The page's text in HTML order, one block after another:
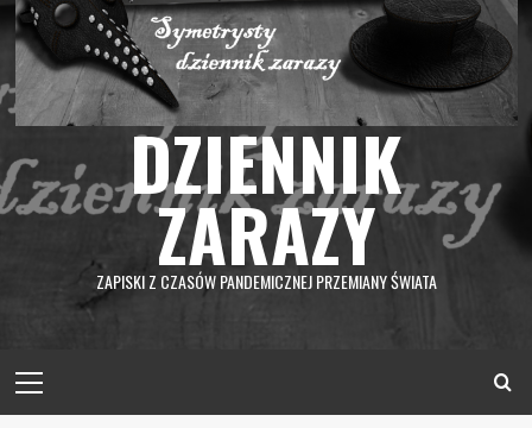
DZIENNIK
ZARAZY
ZAPISKI Z CZASÓW PANDEMICZNEJ PRZEMIANY ŚWIATA
Menu